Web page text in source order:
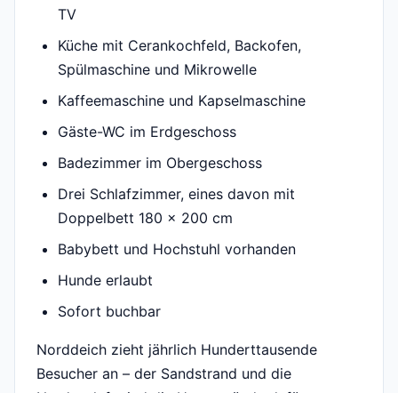
TV
Küche mit Cerankochfeld, Backofen,
Spülmaschine und Mikrowelle
Kaffeemaschine und Kapselmaschine
Gäste-WC im Erdgeschoss
Badezimmer im Obergeschoss
Drei Schlafzimmer, eines davon mit
Doppelbett 180 x 200 cm
Babybett und Hochstuhl vorhanden
Hunde erlaubt
Sofort buchbar
Norddeich zieht jährlich Hunderttausende
Besucher an – der Sandstrand und die